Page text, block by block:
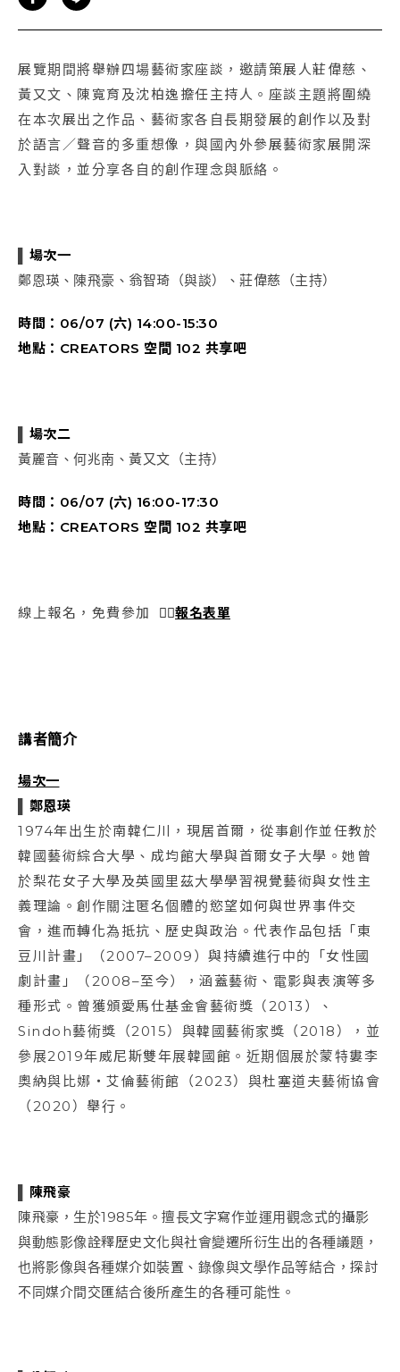
展覽期間將舉辦四場藝術家座談，邀請策展人莊偉慈、
黃又文、陳寬育及沈柏逸擔任主持人。座談主題將圍繞
在本次展出之作品、藝術家各自長期發展的創作以及對
於語言／聲音的多重想像，與國內外參展藝術家展開深
入對談，並分享各自的創作理念與脈絡。
場次一
鄭恩瑛、陳飛豪、翁智琦（與談）、莊偉慈（主持）
時間：06/07 (六) 14:00-15:30
地點：CREATORS 空間 102 共享吧
場次二
黃麗音、何兆南、黃又文（主持）
時間：06/07 (六) 16:00-17:30
地點：CREATORS 空間 102 共享吧
線上報名，免費參加 👉🏻報名表單
講者簡介
場次一
鄭恩瑛
1974年出生於南韓仁川，現居首爾，從事創作並任教於
韓國藝術綜合大學、成均館大學與首爾女子大學。她曾
於梨花女子大學及英國里茲大學學習視覺藝術與女性主
義理論。創作關注匿名個體的慾望如何與世界事件交
會，進而轉化為抵抗、歷史與政治。代表作品包括「東
豆川計畫」（2007–2009）與持續進行中的「女性國
劇計畫」（2008–至今），涵蓋藝術、電影與表演等多
種形式。曾獲頒愛馬仕基金會藝術獎（2013）、
Sindoh藝術獎（2015）與韓國藝術家獎（2018），並
參展2019年威尼斯雙年展韓國館。近期個展於蒙特婁李
奧納與比娜・艾倫藝術館（2023）與杜塞道夫藝術協會
（2020）舉行。
陳飛豪
陳飛豪，生於1985年。擅長文字寫作並運用觀念式的攝影
與動態影像詮釋歷史文化與社會變遷所衍生出的各種議題，
也將影像與各種媒介如裝置、錄像與文學作品等結合，探討
不同媒介間交匯結合後所產生的各種可能性。